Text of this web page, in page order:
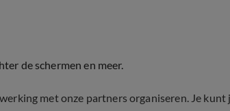
de schermen en meer.
met onze partners organiseren. Je